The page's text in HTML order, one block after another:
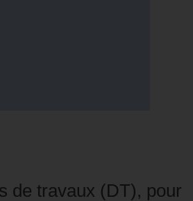
de travaux (DT), pour